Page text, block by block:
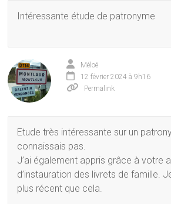
Intéressante étude de patronyme
Méloë
12 février 2024 à 9h16
Permalink
Etude très intéressante sur un
connaissais pas.
J’ai également appris grâce à votre
d’instauration des livrets de famille.
plus récent que cela.